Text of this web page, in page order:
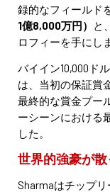
録的なフィールド
1億8,000万円）
と
ロフィーを手にし
バイイン10,000ド
は、当初の保証賞
最終的な賞金プー
ーシーンにおける
した。
世界的強豪が
Sharmaはチップ